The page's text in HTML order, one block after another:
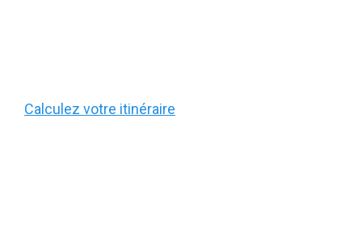
Calculez votre itinéraire